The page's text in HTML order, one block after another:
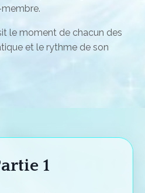
membre.
le moment de chacun des
et le rythme de son
1